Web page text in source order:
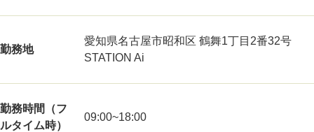
勤務地
愛知県名古屋市昭和区 鶴舞1丁目2番32号
STATION Ai
勤務時間（フ
ルタイム時）
09:00~18:00